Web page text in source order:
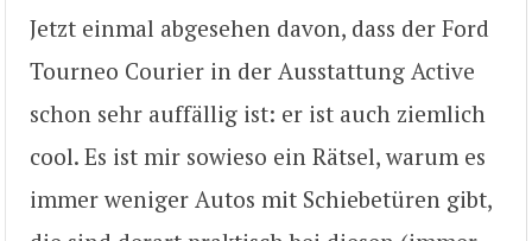
Jetzt einmal abgesehen davon, dass der Ford
Tourneo Courier in der Ausstattung Active
schon sehr auffällig ist: er ist auch ziemlich
cool. Es ist mir sowieso ein Rätsel, warum es
immer weniger Autos mit Schiebetüren gibt,